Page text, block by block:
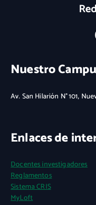
Nuestro
Av. San Hilarión N° 101,
Enlaces de
Docentes investigadores
Reglamentos
Sistema CRIS
MyLoft